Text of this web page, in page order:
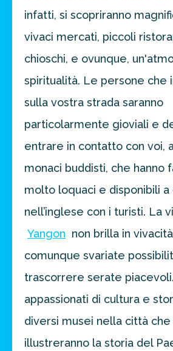
infatti, si scopriranno
vivaci mercati, piccoli
chioschi, e ovunque,
spiritualità. Le persone che
sulla vostra strada saranno
particolarmente gioviali e
entrare in contatto con voi,
monaci buddisti, che hanno
molto loquaci e disponibili a
nell’inglese con i turisti. La
Yangon non brilla in
comunque svariate
trascorrere serate
appassionati di cultura e
diversi musei nella città che
illustreranno la storia del